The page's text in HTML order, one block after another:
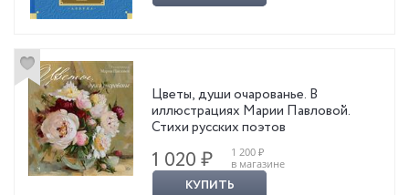
Цветы, души очарованье. В
иллюстрациях Марии Павловой.
Стихи русских поэтов
1 020 ₽
1 200 ₽
в магазине
КУПИТЬ